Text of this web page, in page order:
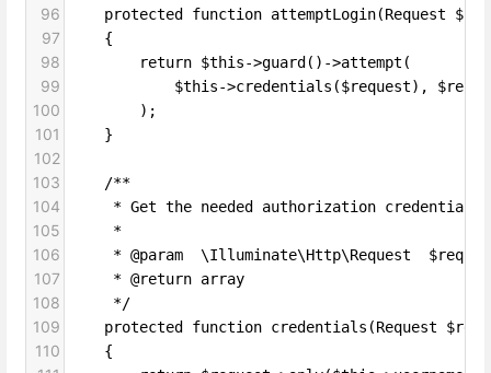
96
protected function attemptLogin(Request
97
    {
98
        return $this->guard()->attempt(
99
$this->credentials($request),
100
        );
101
    }
102
103
    /**
104
* Get the needed authorization credentials
105
     *
106
* @param  \Illuminate\Http\Request
107
     * @return array
108
     */
109
protected function credentials(Request
110
    {